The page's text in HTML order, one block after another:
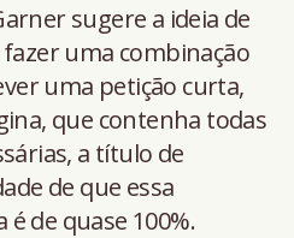
sugere a ideia de
uma combinação
uma petição curta,
que contenha todas
a título de
de que essa
é de quase 100%.